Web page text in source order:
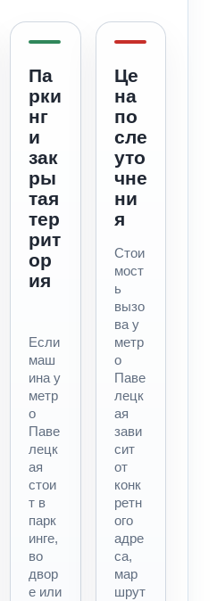
Па
рки
нг
и
зак
ры
тая
тер
рит
ор
ия
Если
маш
ина у
метр
о
Паве
лецк
ая
стои
т в
парк
инге,
во
двор
е или
Це
на
по
сле
уто
чне
ни
я
Стои
мост
ь
вызо
ва у
метр
о
Паве
лецк
ая
зави
сит
от
конк
ретн
ого
адре
са,
мар
шрут